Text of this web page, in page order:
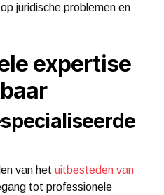
juridische problemen en
expertise
van het uitbesteden van
tot professionele